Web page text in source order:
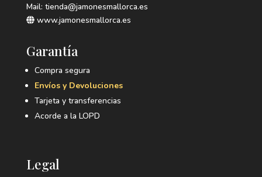
Mail: tienda@jamonesmallorca.es
www.jamonesmallorca.es
Garantía
Compra segura
Envíos y Devoluciones
Tarjeta y transferencias
Acorde a la LOPD
Legal